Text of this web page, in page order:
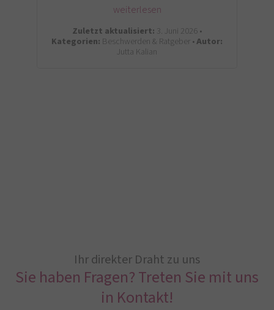
weiterlesen
Zuletzt aktualisiert: 3. Juni 2026 •
Kategorien: Beschwerden & Ratgeber •Autor:
Jutta Kalian
Ihr direkter Draht zu uns
Sie haben Fragen? Treten Sie mit uns
in Kontakt!